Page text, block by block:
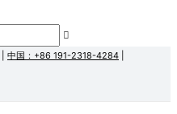
中国：+86 191-2318-4284